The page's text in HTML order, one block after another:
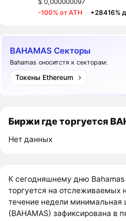
-100% от ATH · +28416%
BAHAMAS Секторы
Bahamas оноситстя к секторам:
Токены Ethereum
Биржи где торгуется
Нет данных
К сегодняшнему дню Bahamas
торгуется на отслеживаемых
течение недели минимальная
(BAHAMAS) зафиксирована в